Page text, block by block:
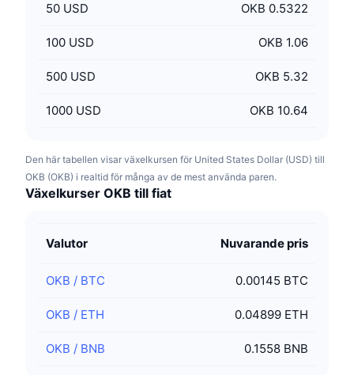
50 USD OKB 0.5322
100 USD OKB 1.06
500 USD OKB 5.32
1000 USD OKB 10.64
Den här tabellen visar växelkursen för United States Dollar (USD) till
OKB (OKB) i realtid för många av de mest använda paren.
Växelkurser OKB till fiat
Valutor Nuvarande pris
OKB / BTC 0.00145 BTC
OKB / ETH 0.04899 ETH
OKB / BNB 0.1558 BNB